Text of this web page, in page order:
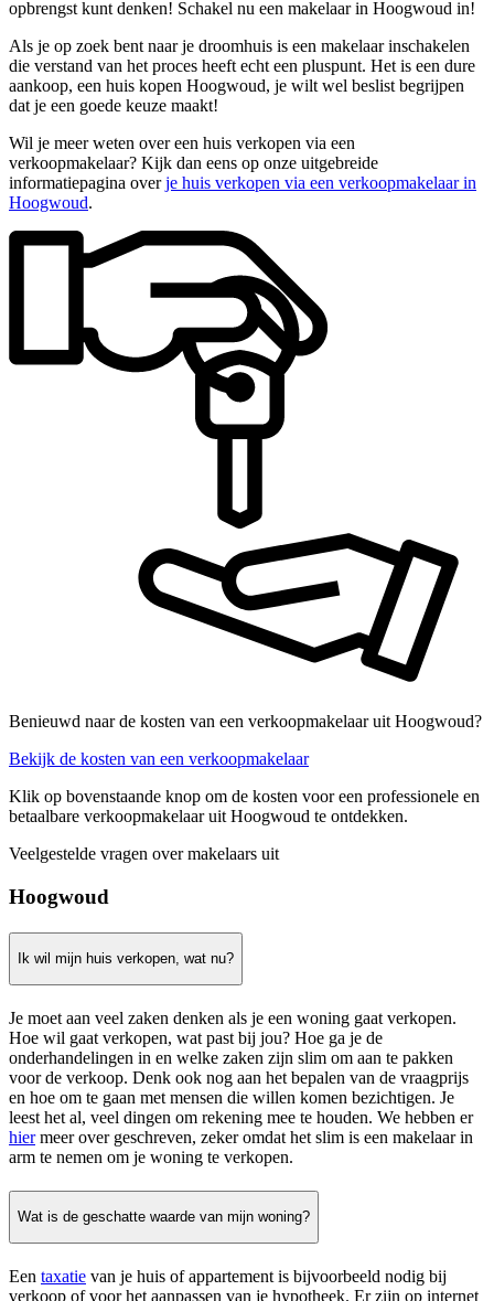
opbrengst kunt denken! Schakel nu een makelaar in Hoogwoud in!
Als je op zoek bent naar je droomhuis is een makelaar inschakelen
die verstand van het proces heeft echt een pluspunt. Het is een dure
aankoop, een huis kopen Hoogwoud, je wilt wel beslist begrijpen
dat je een goede keuze maakt!
Wil je meer weten over een huis verkopen via een
verkoopmakelaar? Kijk dan eens op onze uitgebreide
informatiepagina overje huis verkopen via een verkoopmakelaar in
Hoogwoud.
Benieuwd naar de kosten van een verkoopmakelaar uit Hoogwoud?
Bekijk de kosten van een verkoopmakelaar
Klik op bovenstaande knop om de kosten voor een professionele en
betaalbare verkoopmakelaar uit Hoogwoud te ontdekken.
Veelgestelde vragen over makelaars uit
Hoogwoud
Ik wil mijn huis verkopen, wat nu?
Je moet aan veel zaken denken als je een woning gaat verkopen.
Hoe wil gaat verkopen, wat past bij jou? Hoe ga je de
onderhandelingen in en welke zaken zijn slim om aan te pakken
voor de verkoop. Denk ook nog aan het bepalen van de vraagprijs
en hoe om te gaan met mensen die willen komen bezichtigen. Je
leest het al, veel dingen om rekening mee te houden. We hebben er
hiermeer over geschreven, zeker omdat het slim is een makelaar in
arm te nemen om je woning te verkopen.
Wat is de geschatte waarde van mijn woning?
Een taxatie van je huis of appartement is bijvoorbeeld nodig bij
verkoop of voor het aanpassen van je hypotheek. Er zijn op internet